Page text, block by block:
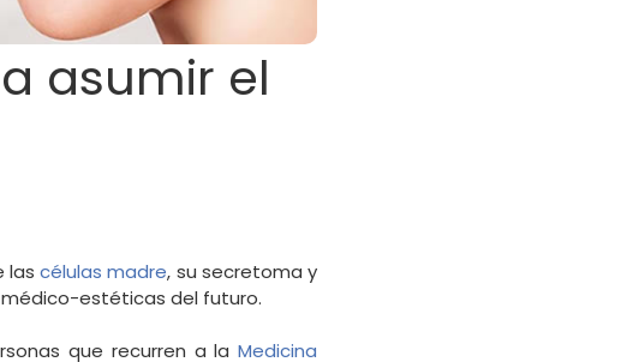
asumir el
lascélulas madre, su secretoma y
estéticas del futuro.
que recurren a laMedicina